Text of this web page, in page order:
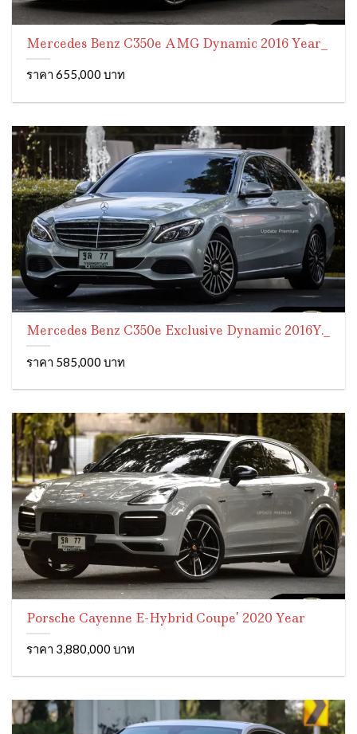
Mercedes Benz C350e AMG Dynamic 2016 Year_
ราคา 655,000 บาท
Mercedes Benz C350e Exclusive Dynamic 2016Y._
ราคา 585,000 บาท
Porsche Cayenne E-Hybrid Coupe’ 2020 Year
ราคา 3,880,000 บาท